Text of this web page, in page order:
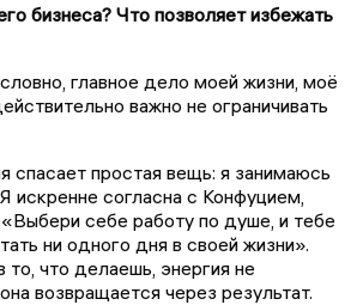
бизнеса? Что позволяет избежать
главное дело моей жизни, моё
важно не ограничивать
спасает простая вещь: я занимаюсь
согласна с Конфуцием,
себе работу по душе, и тебе
ни одного дня в своей жизни».
то, что делаешь, энергия не
возвращается через результат.